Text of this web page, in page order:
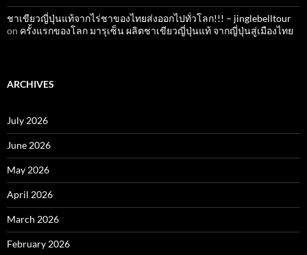
ชาเขียวญี่ปุ่นแท้จากไร่ชาของไทยส่งออกไปทั่วโลก!!! – jinglebelltour
on ครั้งแรกของโลก มารุเซ็น ผลิตชาเขียวญี่ปุ่นแท้ จากญี่ปุ่นสู่เมืองไทย
ARCHIVES
July 2026
June 2026
May 2026
April 2026
March 2026
February 2026